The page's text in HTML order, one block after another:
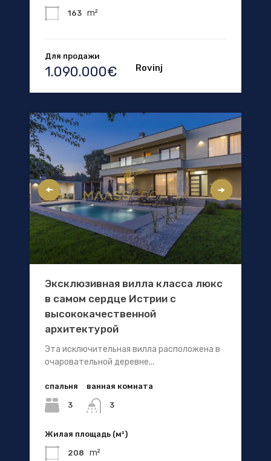
163 m²
Для продажи
1.090.000€ Rovinj
Эксклюзивная вилла класса люкс
в самом сердце Истрии с
высококачественной
архитектурой
Эта исключительная вилла расположена в
очаровательной деревне...
спальня
3
ванная комната
3
Жилая площадь (м²)
208 m²